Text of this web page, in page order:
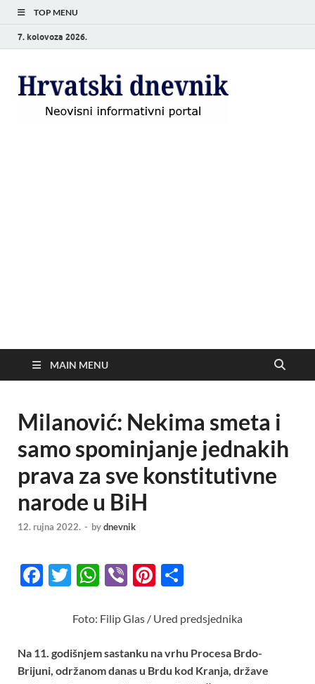
TOP MENU
7. kolovoza 2026.
MAIN MENU
Milanović: Nekima smeta i
samo spominjanje jednakih
prava za sve konstitutivne
narode u BiH
12. rujna 2022. - bydnevnik
F
b
o
T
itt
er
W
at
A
Vi
er
Pi
er
es
t
ar
e
Foto: Filip Glas / Ured predsjednika
Na 11. godišnjem sastanku na vrhu Procesa Brdo-
Brijuni, održanom danas u Brdu kod Kranja, države